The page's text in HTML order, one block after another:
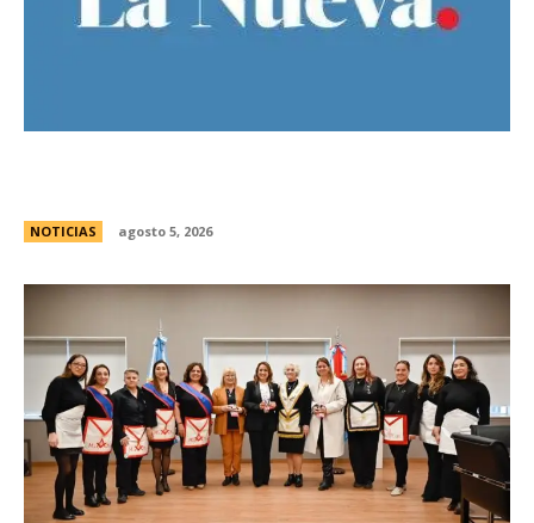
NOTICIAS agosto 5, 2026